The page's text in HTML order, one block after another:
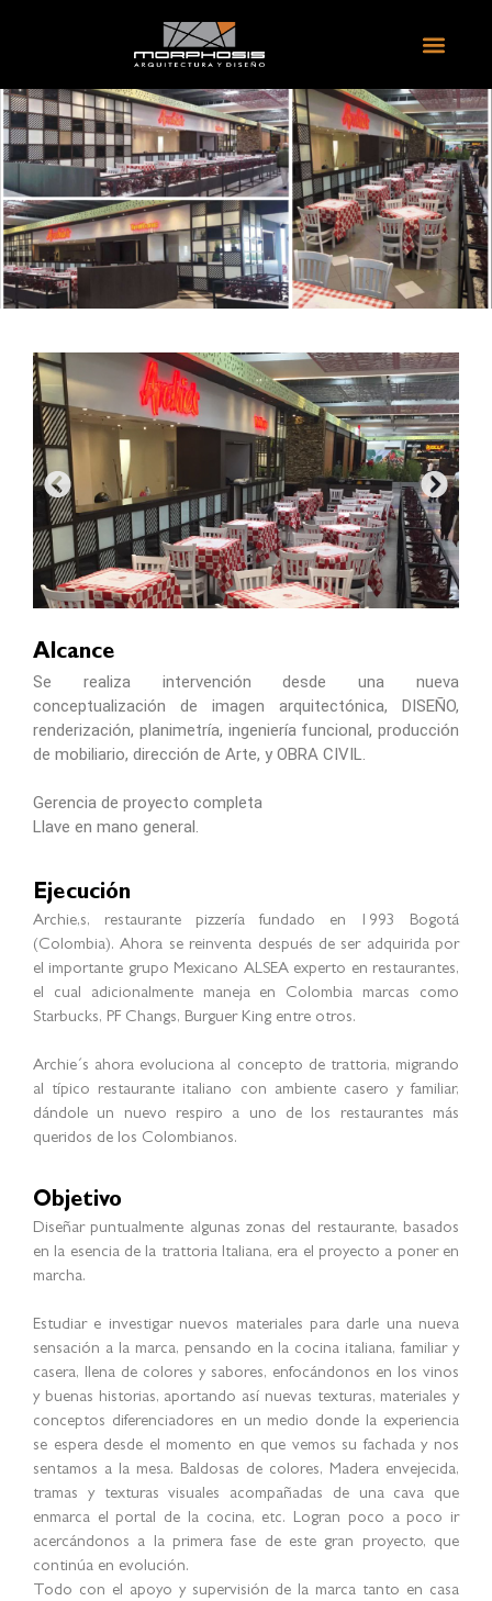
Alcance
Se realiza intervención desde una nueva
conceptualización de imagen arquitectónica, DISEÑO,
renderización, planimetría, ingeniería funcional, producción
de mobiliario, dirección de Arte, y OBRA CIVIL.
Gerencia de proyecto completa
Llave en mano general.
Ejecución
Archie,s, restaurante pizzería fundado en 1993 Bogotá
(Colombia). Ahora se reinventa después de ser adquirida por
el importante grupo Mexicano ALSEA experto en restaurantes,
el cual adicionalmente maneja en Colombia marcas como
Starbucks, PF Changs, Burguer King entre otros.
Archie´s ahora evoluciona al concepto de trattoria, migrando
al típico restaurante italiano con ambiente casero y familiar,
dándole un nuevo respiro a uno de los restaurantes más
queridos de los Colombianos.
Objetivo
Diseñar puntualmente algunas zonas del restaurante, basados
en la esencia de la trattoria Italiana, era el proyecto a poner en
marcha.
Estudiar e investigar nuevos materiales para darle una nueva
sensación a la marca, pensando en la cocina italiana, familiar y
casera, llena de colores y sabores, enfocándonos en los vinos
y buenas historias, aportando así nuevas texturas, materiales y
conceptos diferenciadores en un medio donde la experiencia
se espera desde el momento en que vemos su fachada y nos
sentamos a la mesa. Baldosas de colores, Madera envejecida,
tramas y texturas visuales acompañadas de una cava que
enmarca el portal de la cocina, etc. Logran poco a poco ir
acercándonos a la primera fase de este gran proyecto, que
continúa en evolución.
Todo con el apoyo y supervisión de la marca tanto en casa